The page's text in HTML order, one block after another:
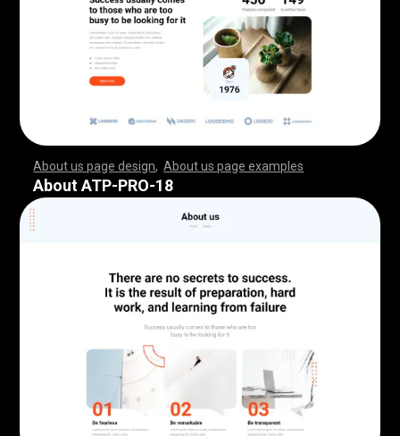
About us page design ,About us page examples
,,,,,,,,,,,,,,,,,,,,,,,, ,,,,,,,,,,,,,,,,,,,,,,,,,,,
,,,,,,,,,,,,,,,,,,,,,,,, ,,,,,,,,,,,,,,,,,,,,,,,,,,,
,,,,,,,,,,,,,,,,,,,,,,,, ,,,,,,,,,,,,,,,,,,,,,,,,,,,
,,,,,,,,,,,,,,,,,,,,,,,, ,,,,,,,,,,,,,,,,,,,,,,,,,,,
,,,,,,,,,,,,,,,,,,,,,,,, ,,,,,,,,,,,,,,,,,,,,,,,,,,,
,,,,,,,,,,,,,,,,,,,,,,,, ,,,,,,,,,,,,,,,,,,,,,,,,,,,
,,,,,,,,,,,,,,,,,,,,,,,, ,,,,,,,,,,,,,,,,,,,,,,,,,,,
,,,,,,,,,,,,,,,,,,,,,,,, ,,,,,,,,,,,,
About ATP-PRO-18